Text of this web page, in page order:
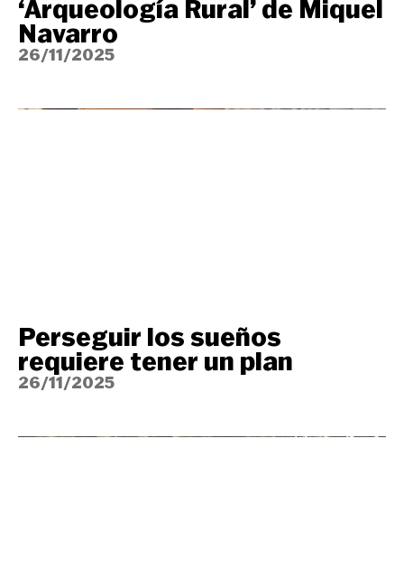
‘Arqueología Rural’ de Miquel
Navarro
26/11/2025
Perseguir los sueños
requiere tener un plan
26/11/2025